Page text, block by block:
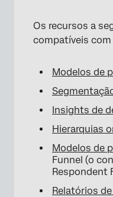
Os recursos a
compatíveis
Modelos de
Insights de
Hierarquias
Modelos de
Funnel (o
Respondent
Relatórios